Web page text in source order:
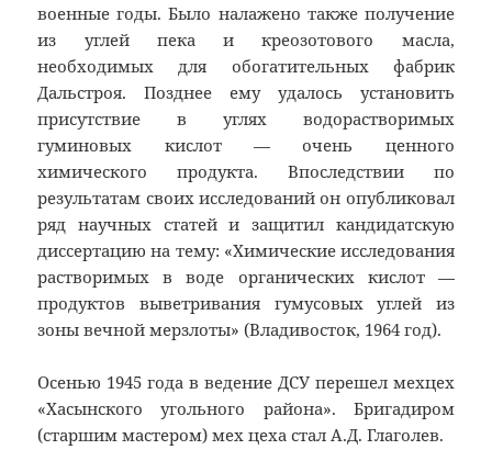
военные годы. Было налажено также получение
из углей пека и креозотового масла,
необходимых для обогатительных фабрик
Дальстроя. Позднее ему удалось установить
присутствие в углях водорастворимых
гуминовых кислот — очень ценного
химического продукта. Впоследствии по
результатам своих исследований он опубликовал
ряд научных статей и защитил кандидатскую
диссертацию на тему: «Химические исследования
растворимых в воде органических кислот —
продуктов выветривания гумусовых углей из
зоны вечной мерзлоты» (Владивосток, 1964 год).
Осенью 1945 года в ведение ДСУ перешел мехцех
«Хасынского угольного района». Бригадиром
(старшим мастером) мех цеха стал А.Д. Глаголев.